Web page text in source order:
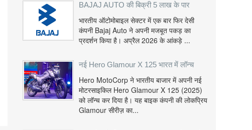
BAJAJ AUTO की बिक्री 5 लाख के पार
भारतीय ऑटोमोबाइल सेक्टर में एक बार फिर देसी
कंपनी Bajaj Auto ने अपनी मजबूत पकड़ का
प्रदर्शन किया है। अप्रैल 2026 के आंकड़े ...
नई Hero Glamour X 125 भारत में लॉन्च
Hero MotoCorp ने भारतीय बाजार में अपनी नई
मोटरसाइकिल Hero Glamour X 125 (2025)
को लॉन्च कर दिया है। यह बाइक कंपनी की लोकप्रिय
Glamour सीरीज़ का...